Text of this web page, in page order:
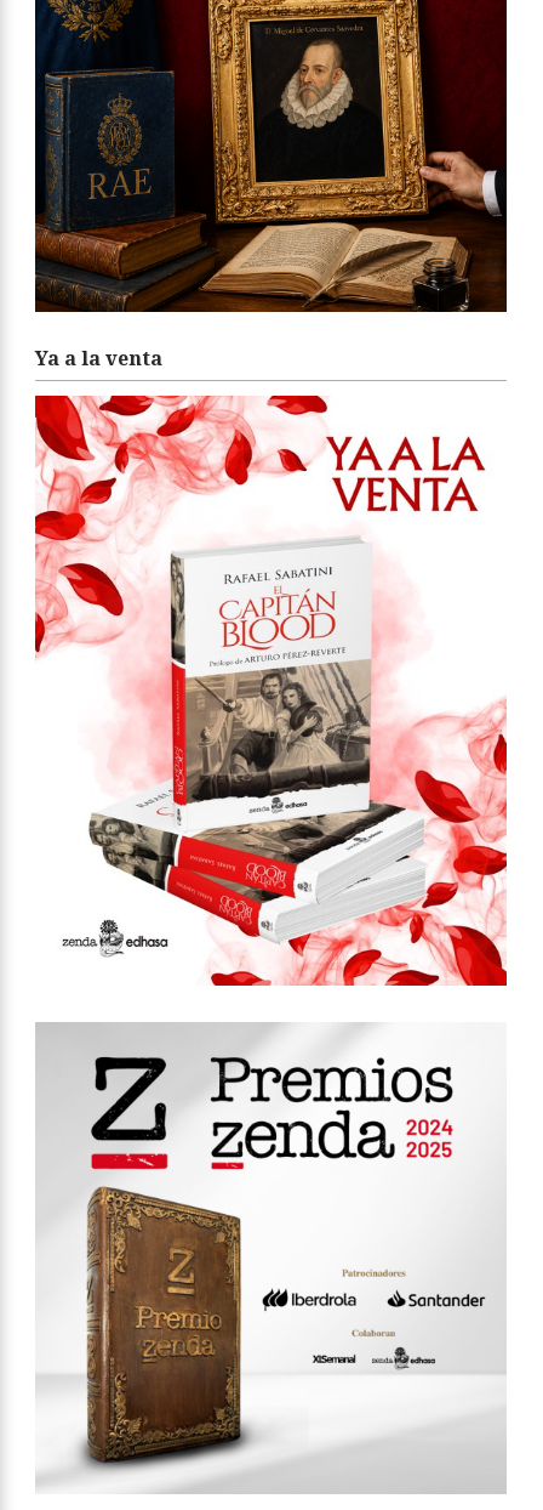
Ya a la venta